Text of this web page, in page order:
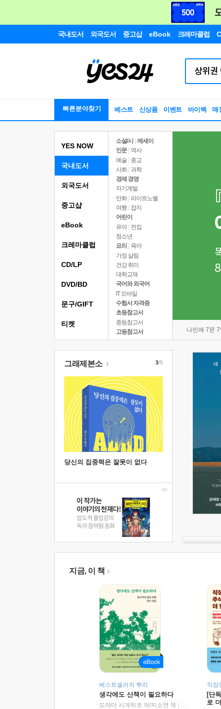
국내도서 외국도서 중고샵 eBook 크레마클럽
빠른분야찾기 베스트 신상품 이벤트 바이백 매
YES NOW
국내도서
소설/시
에세이
인문
역사
예술 | 종교
사회 | 과학
경제 경영
자기계발
만화 | 라이트노벨
여행
잡지
어린이
유아 | 전집
청소년
요리
육아
가정 살림
건강 취미
대학교재
국어와 외국어
IT 모바일
수험서 자격증
초등참고서
중등참고서
고등참고서
나민애 7문
외국도서
중고샵
eBook
크레마클럽
CD/LP
DVD/BD
문구/GIFT
티켓
그래제본소
당신의 집중력은 잘못이 없다
3/5
지금, 이 책
베스트셀러의 뿌리
생각에도 산책이 필요하다
도야마 시게히코 저/지소연 역
알에이치코리
직장
[단
로